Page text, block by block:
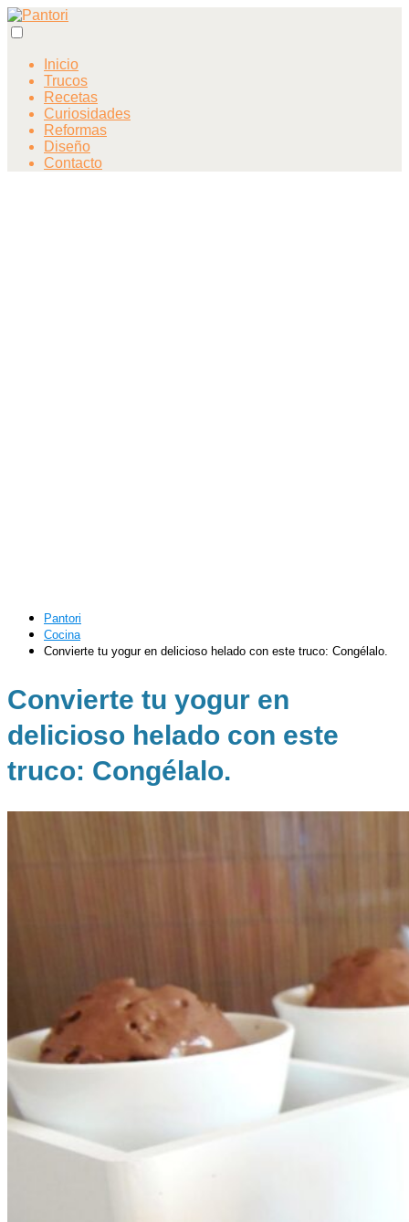
Inicio
Trucos
Recetas
Curiosidades
Reformas
Diseño
Contacto
Pantori
Cocina
Convierte tu yogur en delicioso helado con este truco: Congélalo.
Convierte tu yogur en
delicioso helado con este
truco: Congélalo.